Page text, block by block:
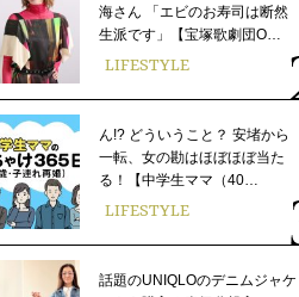
海さん 「エビのお寿司は断然
生派です」【宝塚歌劇団O…
LIFESTYLE
ん!? どういうこと？ 安堵から
一転、女の勘はほぼほぼ当た
る！【中学生ママ（40…
LIFESTYLE
話題のUNIQLOのデニムジャケ